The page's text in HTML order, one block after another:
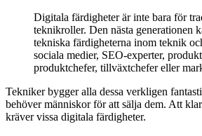
Digitala färdigheter är inte bara för
teknikroller. Den nästa generationen
tekniska färdigheterna inom teknik
sociala medier, SEO-experter,
produktchefer, tillväxtchefer eller
Tekniker bygger alla dessa verkligen
behöver människor för att sälja dem. Att
kräver vissa digitala färdigheter.